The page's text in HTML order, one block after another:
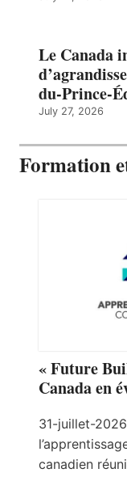
Le Canada
du-Prince-
July 27, 2026
Formation
« Future
Canada en
31-juillet-
canadien